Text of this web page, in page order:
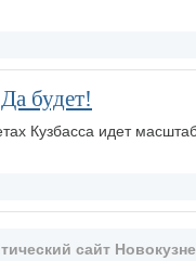
будет!
Кузбасса идет
сайт